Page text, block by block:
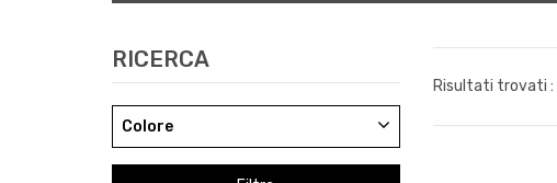
RICERCA
Colore
Risultati trovati :